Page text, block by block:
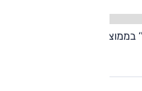
סבירה, 9.3 ק"מ/ל‘ בממוצע המבחן, ובשיוט בין עירוני